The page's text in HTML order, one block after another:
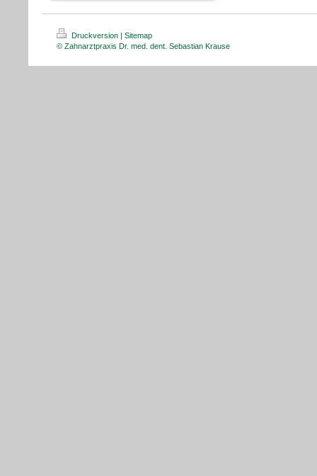
Druckversion | Sitemap
© Zahnarztpraxis Dr. med. dent. Sebastian Krause